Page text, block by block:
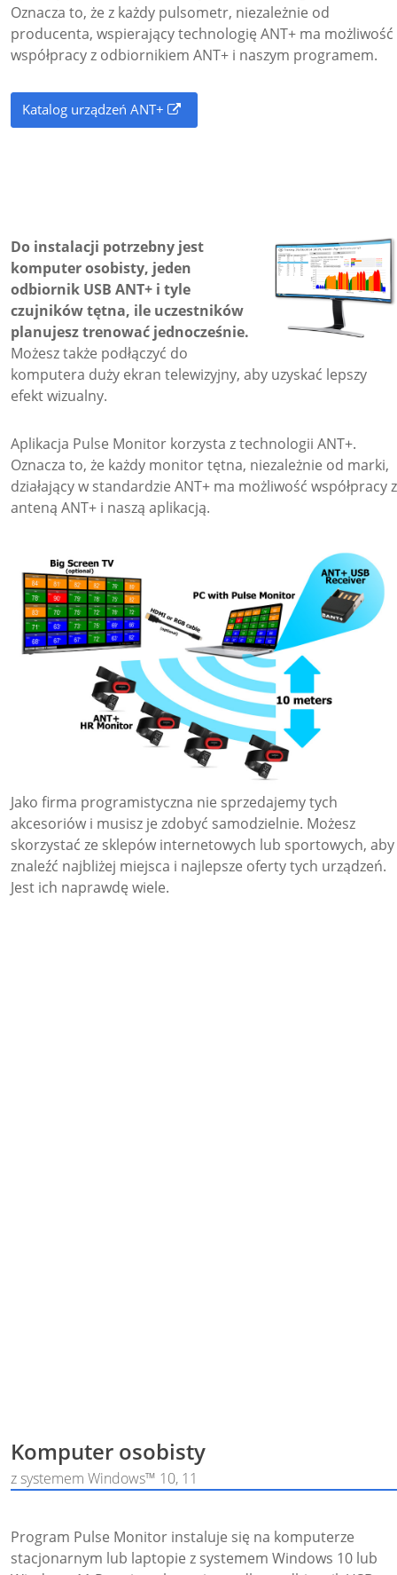
Oznacza to, że z każdy pulsometr, niezależnie od
producenta, wspierający technologię ANT+ ma możliwość
współpracy z odbiornikiem ANT+ i naszym programem.
Katalog urządzeń ANT+
Do instalacji potrzebny jest
komputer osobisty, jeden
odbiornik USB ANT+ i tyle
czujników tętna, ile uczestników
planujesz trenować jednocześnie.
Możesz także podłączyć do
komputera duży ekran telewizyjny, aby uzyskać lepszy
efekt wizualny.
Aplikacja Pulse Monitor korzysta z technologii ANT+.
Oznacza to, że każdy monitor tętna, niezależnie od marki,
działający w standardzie ANT+ ma możliwość współpracy z
anteną ANT+ i naszą aplikacją.
Jako firma programistyczna nie sprzedajemy tych
akcesoriów i musisz je zdobyć samodzielnie. Możesz
skorzystać ze sklepów internetowych lub sportowych, aby
znaleźć najbliżej miejsca i najlepsze oferty tych urządzeń.
Jest ich naprawdę wiele.
Komputer osobisty
z systemem Windows™ 10, 11
Program Pulse Monitor instaluje się na komputerze
stacjonarnym lub laptopie z systemem Windows 10 lub